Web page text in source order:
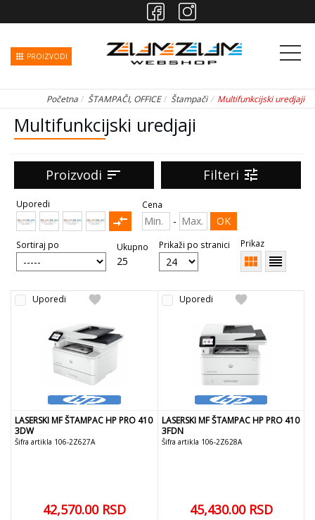
apps PROIZVODI
Početna ŠTAMPAČI, OFFICE Štampači Multifunkcijski uredjaji
Multifunkcijski uredjaji
Proizvodi sort Filteri tune
Uporedi
compare_arrows
Cena
- OK
Sortiraj po Ukupno
25
Prikaži po stranici Prikaz
view_module reorder
favorite
Uporedi
LASERSKI MF ŠTAMPAC HP PRO 410
3DW
Šifra artikla 106-2Z627A
42,570.00 RSD
favorite
Uporedi
LASERSKI MF ŠTAMPAC HP PRO 410
3FDN
Šifra artikla 106-2Z628A
45,430.00 RSD